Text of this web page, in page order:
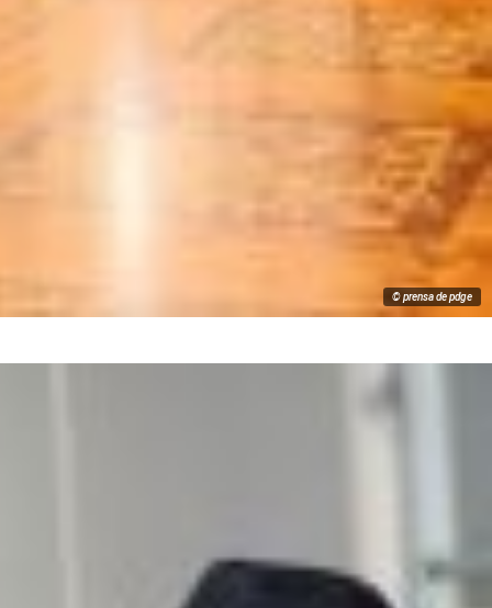
© prensa de pdge